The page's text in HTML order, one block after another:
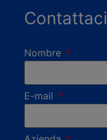
Contattaci
Nombre
E-mail